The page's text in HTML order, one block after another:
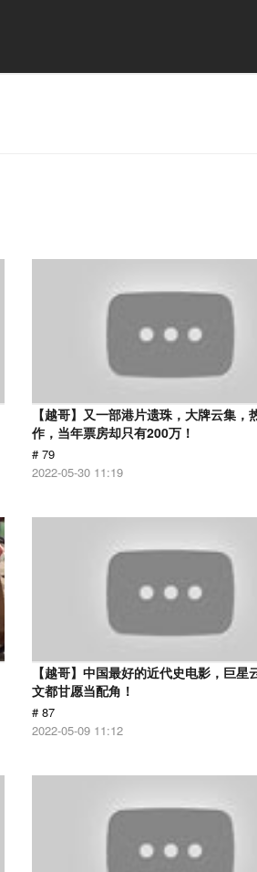
【越哥】又一部港片遗珠，大牌云集，
作，当年票房却只有200万！
# 79
2022-05-30 11:19
【越哥】中国最好的近代史电影，巨星
文都甘愿当配角！
# 87
2022-05-09 11:12